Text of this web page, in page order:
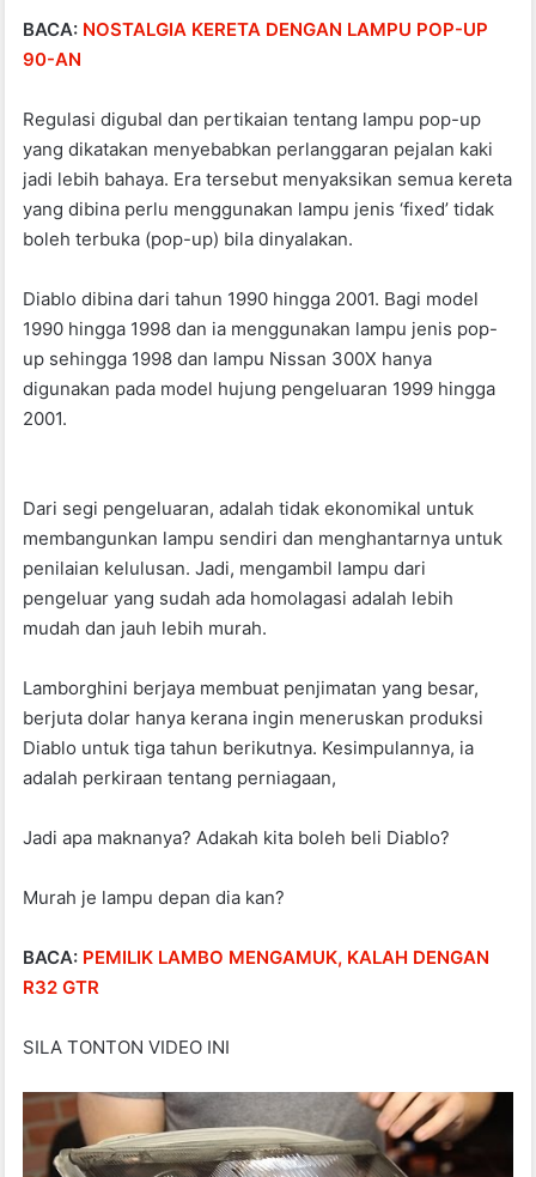
BACA: NOSTALGIA KERETA DENGAN LAMPU POP-UP
90-AN
Regulasi digubal dan pertikaian tentang lampu pop-up
yang dikatakan menyebabkan perlanggaran pejalan kaki
jadi lebih bahaya. Era tersebut menyaksikan semua kereta
yang dibina perlu menggunakan lampu jenis ‘fixed’ tidak
boleh terbuka (pop-up) bila dinyalakan.
Diablo dibina dari tahun 1990 hingga 2001. Bagi model
1990 hingga 1998 dan ia menggunakan lampu jenis pop-
up sehingga 1998 dan lampu Nissan 300X hanya
digunakan pada model hujung pengeluaran 1999 hingga
2001.
Dari segi pengeluaran, adalah tidak ekonomikal untuk
membangunkan lampu sendiri dan menghantarnya untuk
penilaian kelulusan. Jadi, mengambil lampu dari
pengeluar yang sudah ada homolagasi adalah lebih
mudah dan jauh lebih murah.
Lamborghini berjaya membuat penjimatan yang besar,
berjuta dolar hanya kerana ingin meneruskan produksi
Diablo untuk tiga tahun berikutnya. Kesimpulannya, ia
adalah perkiraan tentang perniagaan,
Jadi apa maknanya? Adakah kita boleh beli Diablo?
Murah je lampu depan dia kan?
BACA: PEMILIK LAMBO MENGAMUK, KALAH DENGAN
R32 GTR
SILA TONTON VIDEO INI